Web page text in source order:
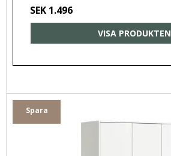
SEK 1.496
VISA PRODUKTEN
Spara